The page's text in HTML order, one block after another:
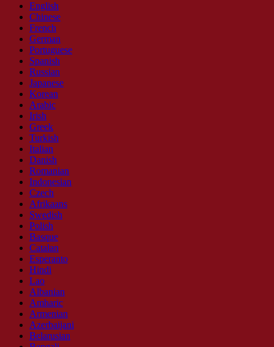
English
Chinese
French
German
Portuguese
Spanish
Russian
Japanese
Korean
Arabic
Irish
Greek
Turkish
Italian
Danish
Romanian
Indonesian
Czech
Afrikaans
Swedish
Polish
Basque
Catalan
Esperanto
Hindi
Lao
Albanian
Amharic
Armenian
Azerbaijani
Belarusian